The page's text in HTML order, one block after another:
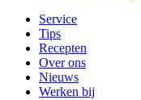
Service
Tips
Recepten
Over ons
Nieuws
Werken bij